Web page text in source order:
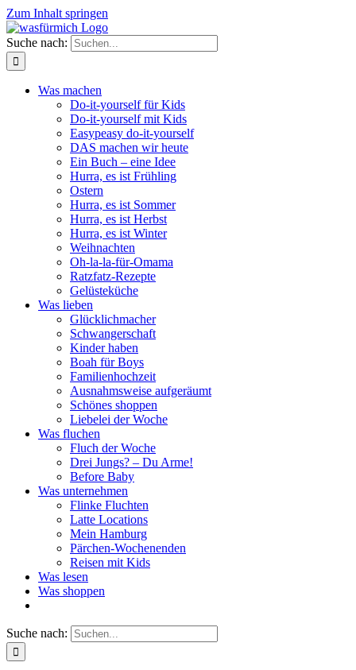
Zum Inhalt springen
Suche nach:
Was machen
Do-it-yourself für Kids
Do-it-yourself mit Kids
Easypeasy do-it-yourself
DAS machen wir heute
Ein Buch – eine Idee
Hurra, es ist Frühling
Ostern
Hurra, es ist Sommer
Hurra, es ist Herbst
Hurra, es ist Winter
Weihnachten
Oh-la-la-für-Omama
Ratzfatz-Rezepte
Gelüsteküche
Was lieben
Glücklichmacher
Schwangerschaft
Kinder haben
Boah für Boys
Familienhochzeit
Ausnahmsweise aufgeräumt
Schönes shoppen
Liebelei der Woche
Was fluchen
Fluch der Woche
Drei Jungs? – Du Arme!
Before Baby
Was unternehmen
Flinke Fluchten
Latte Locations
Mein Hamburg
Pärchen-Wochenenden
Reisen mit Kids
Was lesen
Was shoppen
Suche nach: